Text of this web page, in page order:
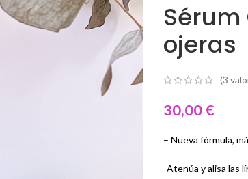
ojeras
(3
30,00€
– Nueva fórmula,
-Atenúa y alisa las